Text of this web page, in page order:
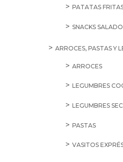
PATATAS
SNACKS
ARROCES, PASTAS Y
ARROCES
LEGUMBRES
LEGUMBRES
PASTAS
VASITOS